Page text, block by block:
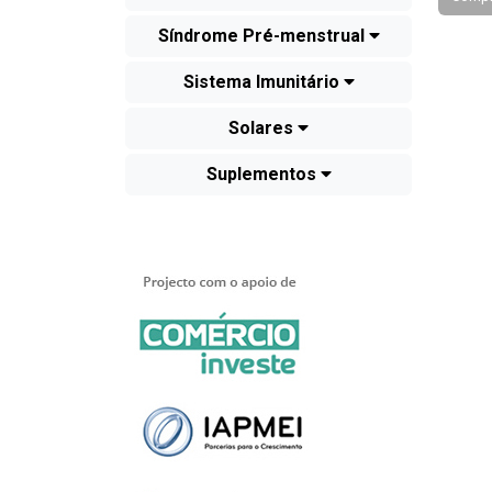
Síndrome Pré-menstrual
Sistema Imunitário
Solares
Suplementos